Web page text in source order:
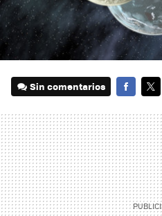
Sin comentarios